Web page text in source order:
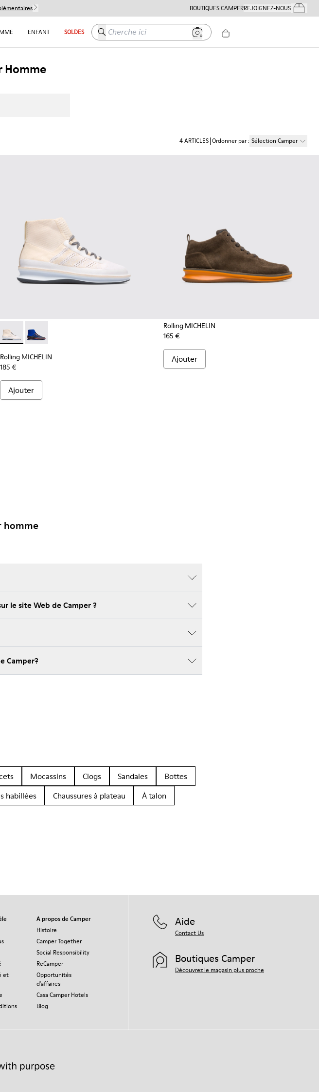
BOUTIQUES CAMPERREJOIGNEZ-NOUSMes
ENFANT SOLDES Cherche ici
Homme
4ARTICLES Ordonner par: Sélection Camper
Rolling MICHELIN - K300230-004 - Multicolor
Rolling MICHELIN - K300230-002 - Multicolor
Rolling MICHELIN
185 €
Ajouter
Rolling MICHELIN
165 €
Ajouter
homme
le site Web de Camper ?
Camper?
Mocassins Clogs Sandales
Bottes
habillées Chaussures à plateau À talon
et
A propos de Camper
Histoire
Camper Together
Social Responsibility
ReCamper
Opportunités
d'affaires
Casa Camper Hotels
Blog
Aide
Contact Us
Boutiques Camper
Découvrez le magasin plus proche